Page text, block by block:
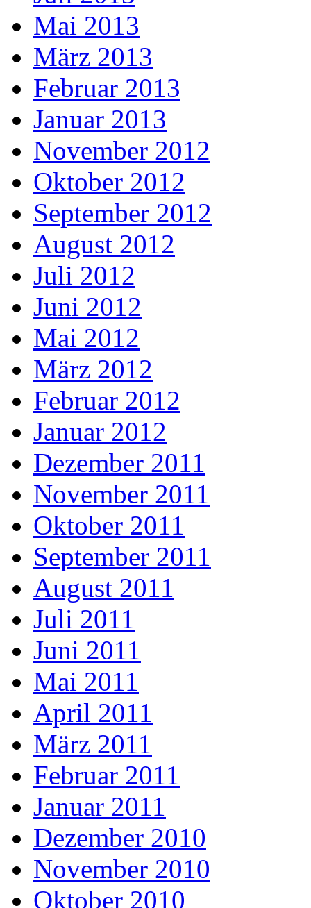
Mai 2013
März 2013
Februar 2013
Januar 2013
November 2012
Oktober 2012
September 2012
August 2012
Juli 2012
Juni 2012
Mai 2012
März 2012
Februar 2012
Januar 2012
Dezember 2011
November 2011
Oktober 2011
September 2011
August 2011
Juli 2011
Juni 2011
Mai 2011
April 2011
März 2011
Februar 2011
Januar 2011
Dezember 2010
November 2010
Oktober 2010